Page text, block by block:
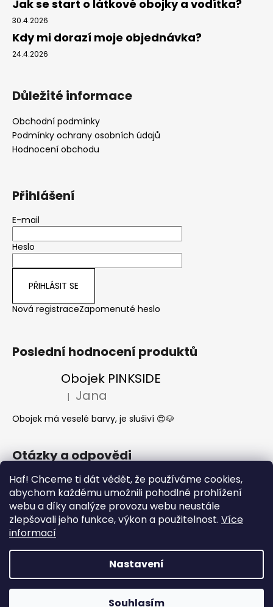
Haf! Chceme ti dát vědět, že používáme cookies,
abychom každému umožnili pohodlné prohlížení
webu a díky analýze provozu webu neustále
zlepšovali jeho funkce, výkon a použitelnost. Více
informací
Nastavení
Souhlasím
Jak se start o látkové obojky a vodítka?
30.4.2026
Kdy mi dorazí moje objednávka?
24.4.2026
Důležité informace
Obchodní podmínky
Podmínky ochrany osobních údajů
Hodnocení obchodu
Přihlášení
E-mail
Heslo
PŘIHLÁSIT SE
Nová registraceZapomenuté heslo
Poslední hodnocení produktů
Obojek PINKSIDE
Hodnocení produktu je 5 z 5 hvězdiček.
| Jana
Obojek má veselé barvy, je slušiví 😍🐶
Otázky a odpovědi
Jak se start o látkové obojky a vodítka?
Kdy mi dorazí moje objednávka?
Nejčastější dotazy- Co může a nemůže
pes jíst
Copyright 2026What the DOG. Všechna práva
vyhrazena.